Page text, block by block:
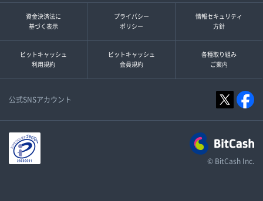
資金決済法に
基づく表示
プライバシー
ポリシー
情報セキュリティ
方針
ビットキャッシュ
利用規約
ビットキャッシュ
会員規約
各種取り組み
ご案内
公式SNSアカウント
© BitCash Inc.